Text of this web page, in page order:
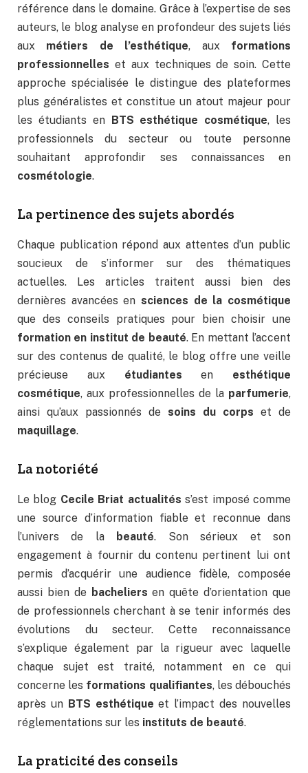
référence dans le domaine. Grâce à l’expertise de ses
auteurs, le blog analyse en profondeur des sujets liés
aux métiers de l’esthétique, aux formations
professionnelles et aux techniques de soin. Cette
approche spécialisée le distingue des plateformes
plus généralistes et constitue un atout majeur pour
les étudiants en BTS esthétique cosmétique, les
professionnels du secteur ou toute personne
souhaitant approfondir ses connaissances en
cosmétologie.
La pertinence des sujets abordés
Chaque publication répond aux attentes d’un public
soucieux de s’informer sur des thématiques
actuelles. Les articles traitent aussi bien des
dernières avancées en sciences de la cosmétique
que des conseils pratiques pour bien choisir une
formation en institut de beauté. En mettant l’accent
sur des contenus de qualité, le blog offre une veille
précieuse aux étudiantes en esthétique
cosmétique, aux professionnelles de la parfumerie,
ainsi qu’aux passionnés de soins du corps et de
maquillage.
La notoriété
Le blog Cecile Briat actualités s’est imposé comme
une source d’information fiable et reconnue dans
l’univers de la beauté. Son sérieux et son
engagement à fournir du contenu pertinent lui ont
permis d’acquérir une audience fidèle, composée
aussi bien de bacheliers en quête d’orientation que
de professionnels cherchant à se tenir informés des
évolutions du secteur. Cette reconnaissance
s’explique également par la rigueur avec laquelle
chaque sujet est traité, notamment en ce qui
concerne les formations qualifiantes, les débouchés
après un BTS esthétique et l’impact des nouvelles
réglementations sur les instituts de beauté.
La praticité des conseils